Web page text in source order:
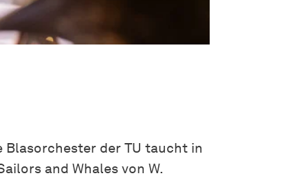
Blasorchester der TU taucht in
and Whales von W.